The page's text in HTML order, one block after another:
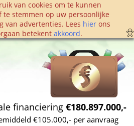
van cookies om te kunnen
stemmen op uw persoonlijke
van advertenties. Lees hier ons
betekent akkoord.
financiering €180.897.000,-
€105.000,- per aanvraag